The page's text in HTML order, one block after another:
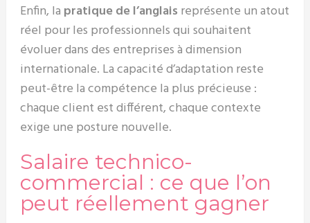
Enfin, la pratique de l’anglais représente un atout
réel pour les professionnels qui souhaitent
évoluer dans des entreprises à dimension
internationale. La capacité d’adaptation reste
peut-être la compétence la plus précieuse :
chaque client est différent, chaque contexte
exige une posture nouvelle.
Salaire technico-
commercial : ce que l’on
peut réellement gagner